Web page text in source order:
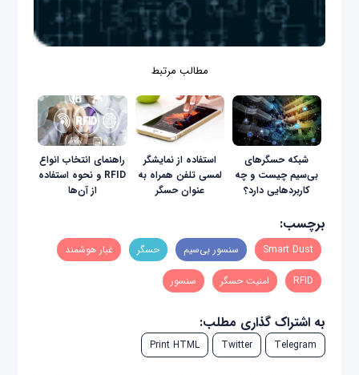
مطالب مرتبط
شبکه حسگرهای
بی‌سیم چیست و چه
کاربردهایی دارد؟
استفاده از نمایشگر
لمسی تلفن همراه به‌
عنوان حسگر
راهنمای انتخاب انواع
RFID و نحوه استفاده
از آن‌ها
برچسب:
Smart Dust سنسور بی‌سیم حسگر غبار هوشمند
RFID امنیت حسگر سنسور
به اشتراک گذاری مطلب:
Telegram
Twitter
Print HTML